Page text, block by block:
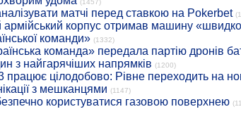
(1457)
матчі перед ставкою на Pokerbet
армійський корпус отримав машину
команди» (1332)
команда» передала партію дронів
з найгарячіших напрямків (1200)
працює цілодобово: Рівне переходить на
з мешканцями (1147)
користуватися газовою поверхнею